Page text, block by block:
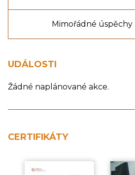
Mimořádné
UDÁLOSTI
Žádné naplánované akce.
CERTIFIKÁTY